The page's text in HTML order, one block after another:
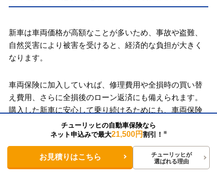
新車は車両価格が高額なことが多いため、事故や盗難、
自然災害により被害を受けると、経済的な負担が大きく
なります。
車両保険に加入していれば、修理費用や全損時の買い替
え費用、さらに全損後のローン返済にも備えられます。
購入した新車に安心して乗り続けるためにも、車両保険
への加入がおすすめです。
保険料が負担になる場合は、補償プランの見直しや免責
金額の調整などにより、負担を抑える方法もあります。
チューリッヒの自動車保険なら
ネット申込みで最大21,500円割引！ ※
お見積りはこちら
チューリッヒが
選ばれる理由